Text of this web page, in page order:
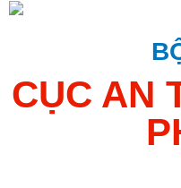
CỤC AN